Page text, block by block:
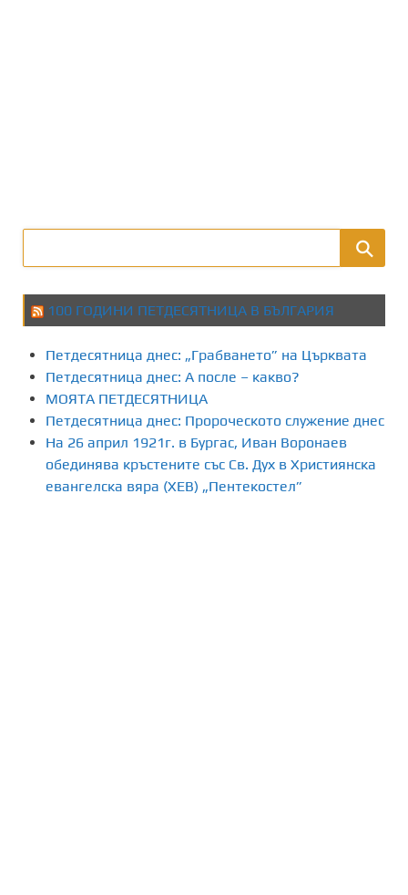
100 ГОДИНИ ПЕТДЕСЯТНИЦА В БЪЛГАРИЯ
Петдесятница днес: „Грабването” на Църквата
Петдесятница днес: А после – какво?
МОЯТА ПЕТДЕСЯТНИЦА
Петдесятница днес: Пророческото служение днес
На 26 април 1921г. в Бургас, Иван Воронаев
обединява кръстените със Св. Дух в Християнска
евангелска вяра (ХЕВ) „Пентекостел”